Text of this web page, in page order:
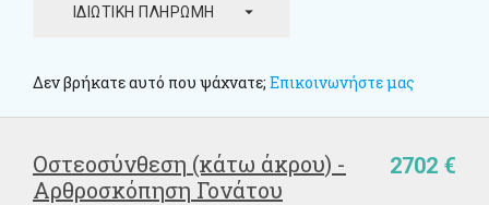
ΙΔΙΩΤΙΚΉ ΠΛΗΡΩΜΉ arrow_drop_down
Δεν βρήκατε αυτό που ψάχνατε; Επικοινωνήστε μας
2702 €
Οστεοσύνθεση (κάτω άκρου) -
Αρθροσκόπηση Γονάτου